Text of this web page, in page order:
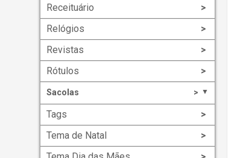
Receituário
Relógios
Revistas
Rótulos
Sacolas ▼
Tags
Tema de Natal